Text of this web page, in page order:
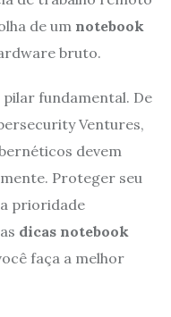
de um notebook
bruto.
pilar fundamental. De
Ventures,
devem
Proteger seu
prioridade
dicas notebook
faça a melhor